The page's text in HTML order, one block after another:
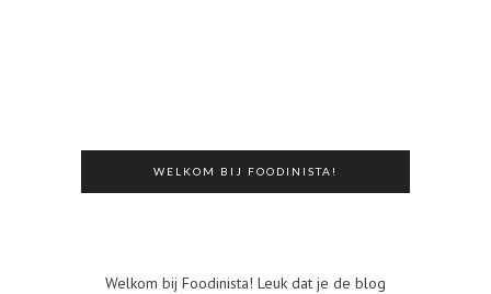
WELKOM BIJ FOODINISTA!
Welkom bij Foodinista! Leuk dat je de blog